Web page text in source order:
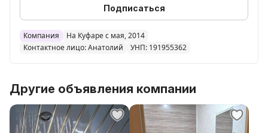
панели обладают хорошими параметрами
экологической безопасности и выделяют вредные
для здоровья вещества только во время горения.
Также стоит упомянуть устойчивость к перепадам
недоступен, пишите , звоните , на viber telegram
Подписаться
Компания
На Куфаре с мая, 2014
Контактное лицо: Анатолий
УНП: 191955362
Другие объявления компании